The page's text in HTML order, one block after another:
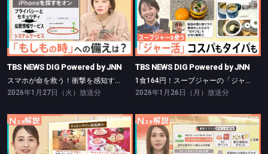
TBS NEWS DIG Powered by JNN
スマホが命を救う！衝撃を感知すると119番 “誤通報”には注意【Nスタ】
TBS NEWS DIG Powered by JNN
スマホが命を救う！衝撃を感知すると119番 “誤通報”には注意【Nスタ】
2026年1月27日（火）放送分
TBS NEWS DIG Powered by JNN
1食164円！スープジャーの「ジャー活」はタイパも良し【Nスタ】
TBS NEWS DIG Powered by JNN
1食164円！スープジャーの「ジャー活」はタイパも良し【Nスタ】
2026年1月26日（月）放送分
TBS NEWS DIG Powered by JNN
TBS NEWS DIG Powered by JNN